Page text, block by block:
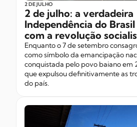
2 DE JULHO
2 de julho: a verdadeira
Independência do Brasil
com a revolução
Enquanto o 7 de setembro
como símbolo da emancipação
conquistada pelo povo baiano em
que expulsou definitivamente as
do país.